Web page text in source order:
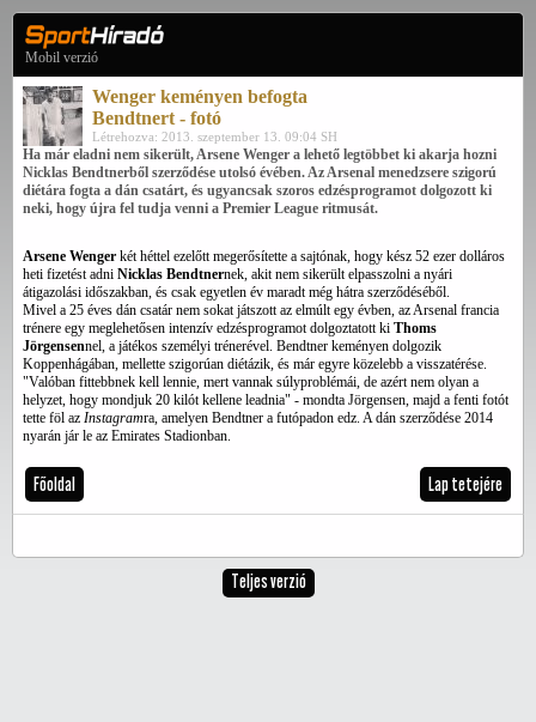
Mobil verzió
Wenger keményen befogta
Bendtnert - fotó
Létrehozva: 2013. szeptember 13. 09:04 SH
Ha már eladni nem sikerült, Arsene Wenger a lehető legtöbbet ki akarja hozni
Nicklas Bendtnerből szerződése utolsó évében. Az Arsenal menedzsere szigorú
diétára fogta a dán csatárt, és ugyancsak szoros edzésprogramot dolgozott ki
neki, hogy újra fel tudja venni a Premier League ritmusát.
Arsene Wenger két héttel ezelőtt megerősítette a sajtónak, hogy kész 52 ezer dolláros
heti fizetést adni Nicklas Bendtnernek, akit nem sikerült elpasszolni a nyári
átigazolási időszakban, és csak egyetlen év maradt még hátra szerződéséből.
Mivel a 25 éves dán csatár nem sokat játszott az elmúlt egy évben, az Arsenal francia
trénere egy meglehetősen intenzív edzésprogramot dolgoztatott ki Thoms
Jörgensennel, a játékos személyi trénerével. Bendtner keményen dolgozik
Koppenhágában, mellette szigorúan diétázik, és már egyre közelebb a visszatérése.
"Valóban fittebbnek kell lennie, mert vannak súlyproblémái, de azért nem olyan a
helyzet, hogy mondjuk 20 kilót kellene leadnia" - mondta Jörgensen, majd a fenti fotót
tette föl az Instagramra, amelyen Bendtner a futópadon edz. A dán szerződése 2014
nyarán jár le az Emirates Stadionban.
Főoldal Lap tetejére
Teljes verzió